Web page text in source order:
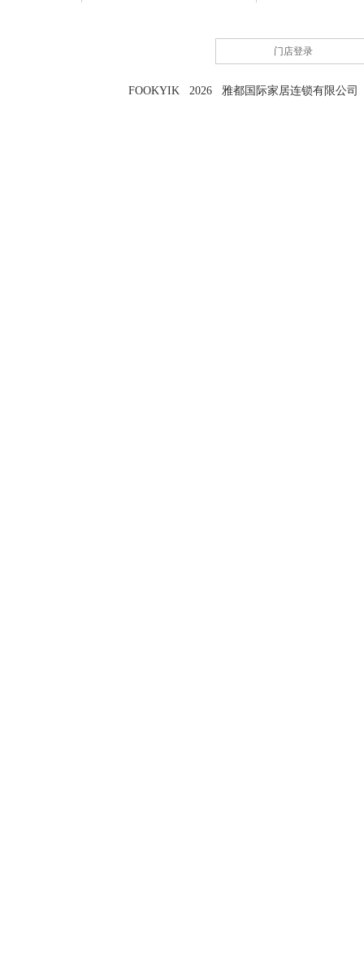
门店登录
FOOKYIK 2026 雅都国际家居连锁有限公司